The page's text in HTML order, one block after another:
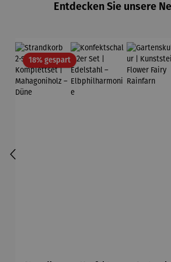
Entdecken Sie unsere
18% gespartRabatt